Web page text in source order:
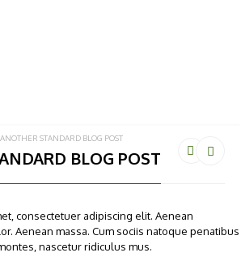
ANOTHER STANDARD BLOG POST
BLOG POST
consectetuer adipiscing elit. Aenean
Aenean massa. Cum sociis natoque penatibus
nascetur ridiculus mus.